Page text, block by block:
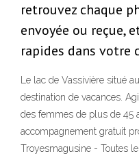
retrouvez chaque
envoyée ou reçue,
rapides dans votre
Le lac de Vassivière situé
destination de vacances.
des femmes de plus de 45
accompagnement gratuit
Troyesmagusine - Toutes